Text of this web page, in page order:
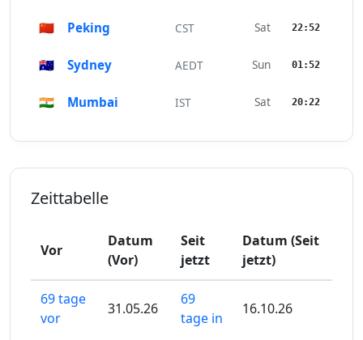
🇨🇳 Peking CST Sat 22:52
🇦🇺 Sydney AEDT Sun 01:52
🇮🇳 Mumbai IST Sat 20:22
Zeittabelle
Vor
Datum
(Vor)
Seit
jetzt
Datum (Seit
jetzt)
69 tage
vor
31.05.26
69
tage in
16.10.26